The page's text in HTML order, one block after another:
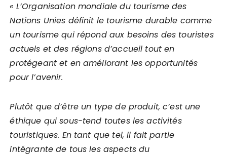
« L’Organisation mondiale du tourisme des
Nations Unies définit le tourisme durable comme
un tourisme qui répond aux besoins des touristes
actuels et des régions d’accueil tout en
protégeant et en améliorant les opportunités
pour l’avenir.
Plutôt que d’être un type de produit, c’est une
éthique qui sous-tend toutes les activités
touristiques. En tant que tel, il fait partie
intégrante de tous les aspects du